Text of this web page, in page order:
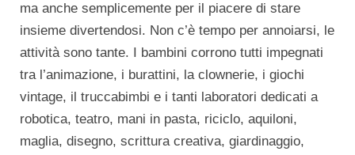
ma anche semplicemente per il piacere di stare
insieme divertendosi. Non c’è tempo per annoiarsi, le
attività sono tante. I bambini corrono tutti impegnati
tra l’animazione, i burattini, la clownerie, i giochi
vintage, il truccabimbi e i tanti laboratori dedicati a
robotica, teatro, mani in pasta, riciclo, aquiloni,
maglia, disegno, scrittura creativa, giardinaggio,